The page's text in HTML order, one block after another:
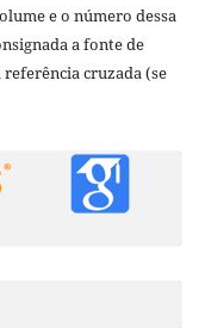
e o número dessa
a fonte de
cruzada (se